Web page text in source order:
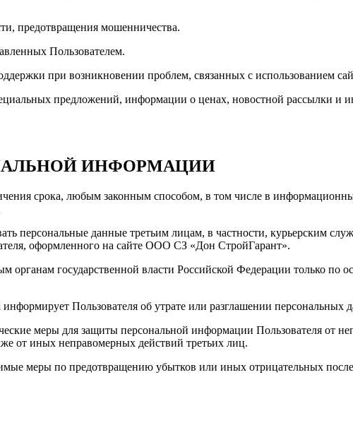
предотвращения мошенничества.
Пользователем.
при возникновении проблем, связанных с использованием
предложений, информации о ценах, новостной рассылки
ИНФОРМАЦИИ
срока, любым законным способом, в том числе в
персональные данные третьим лицам, в частности, курьерским
оформленного на сайте ООО СЗ «Дон СтройГарант».
государственной власти Российской Федерации только по
Пользователя об утрате или разглашении персональных
меры для защиты персональной информации Пользователя от
от иных неправомерных действий третьих лиц.
меры по предотвращению убытков или иных отрицательных